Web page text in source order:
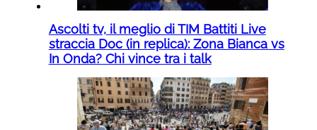
Ascolti tv, il meglio di TIM Battiti Live
straccia Doc (in replica): Zona Bianca vs
In Onda? Chi vince tra i talk